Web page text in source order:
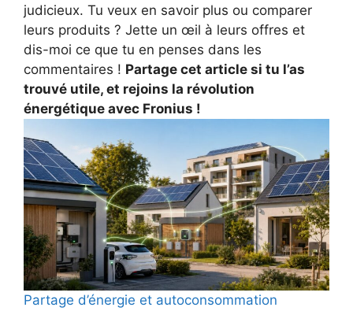
judicieux. Tu veux en savoir plus ou comparer
leurs produits ? Jette un œil à leurs offres et
dis-moi ce que tu en penses dans les
commentaires ! Partage cet article si tu l’as
trouvé utile, et rejoins la révolution
énergétique avec Fronius !
Partage d’énergie et autoconsommation